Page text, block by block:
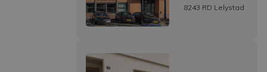
8243 RD Lelystad